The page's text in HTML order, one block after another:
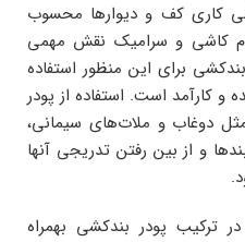
کاری کف و دیوارها محسوب
کاشی و سرامیک نقش مهمی
برای این منظور استفاده
کارآمد است. استفاده از پودر
دوغاب و ملات‌های سیمانی،
و از بین رفتن تدریجی آنها
ترکیب پودر بندکشی بهمراه